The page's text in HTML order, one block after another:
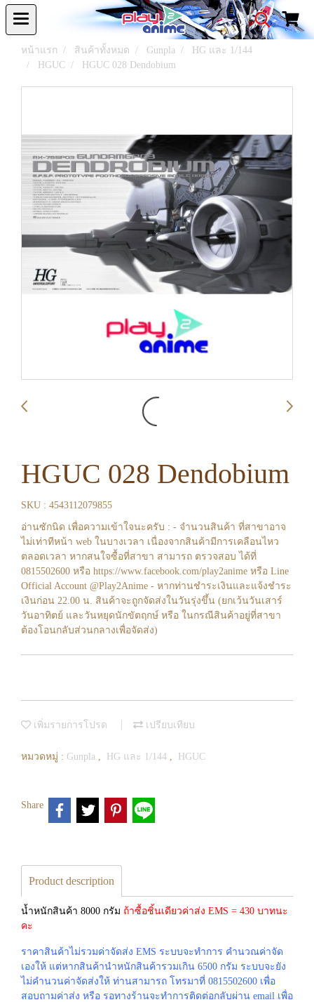
หน้าแรก สินค้าทั้งหมด Gunpla
HG และ 1/144
HGUC
HGUC 028 Dendobium
HGUC 028 Dendobium
SKU : 4543112079855
อ่านซักนิด เพื่อความเข้าใจนะครับ : - จำนวนสินค้า ที่สาขาอาจ
ไม่เท่าทีหน้า web ในบางเวลา เนื่องจากสินค้ามีการเคลือนไหว
ตลอดเวลา หากสนใจซื้อที่สาขา สามารถ ตรวจสอบ ได้ที่
0815502600 หรือ https://www.facebook.com/play2anime หรือ Line
Official Account @Play2Anime - หากท่านชำระเงินและแจ้งชำระ
เงินก่อน 22.00 น. สินค้าจะถูกจัดส่งในวันรุ่งขึ้น (ยกเว้นวันเสาร์
วันอาทิตย์ และวันหยุดนักขัตฤกษ์ หรือ ในกรณีสินค้าอยู่ที่สาขา
ต้องโอนกลับส่วนกลางเพื่อจัดส่ง)
เพิ่มรายการโปรด เปรียบเทียบ
หมวดหมู่ : Gunpla , HG และ 1/144 , HGUC
Share
Product description
น้ำหนักสินค้า 8000 กรัม ถ้าซื้อชิ้นเดียวค่าส่ง EMS = 430 บาทนะ
คะ
ราคาสินค้าไม่รวมค่าจัดส่ง EMS ระบบจะทำการ คำนวณค่าจัด
เองให้ แต่หากสินค้านำหนักสินค้ารวมเกิน 6500 กรัม ระบบจะยัง
ไม่คำนวนค่าจัดส่งให้ ท่านสามารถ โทรมาที่ 0815502600 เพื่อ
สอบถามค่าส่ง หรือ รอทางร้านจะทำการติดต่อกลับผ่าน email เพื่อ